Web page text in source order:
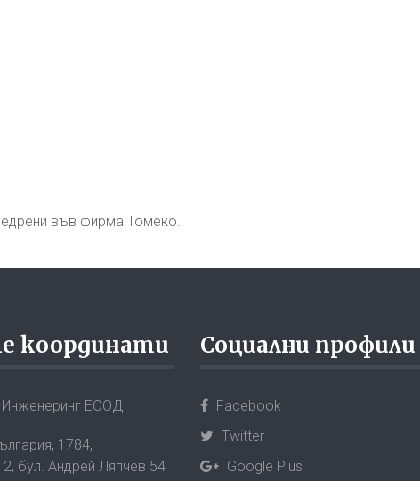
във фирма Томеко.
координати
ЕООД
1784,
бул. Андрей Ляпчев 54
Социални профили
Facebook
Twitter
Google Plus